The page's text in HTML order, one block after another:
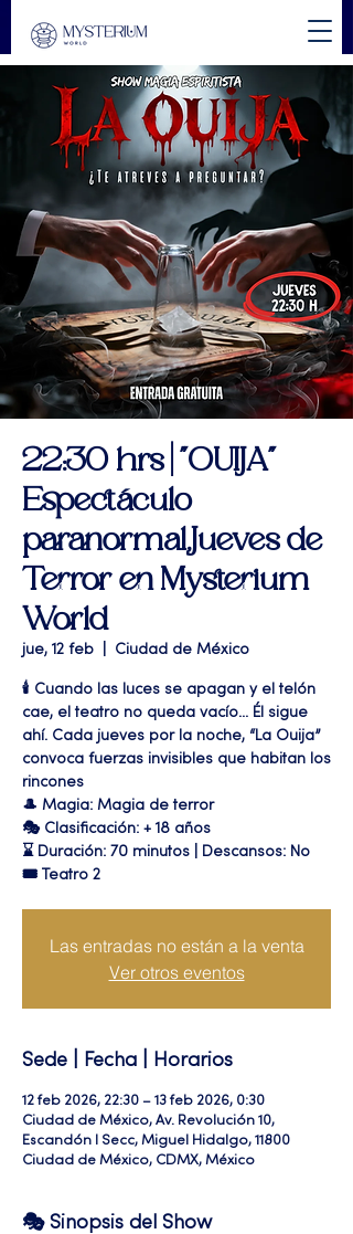
22:30 hrs | "OUIJA"
Espectáculo
paranormal,Jueves de
Terror en Mysterium
World
jue, 12 feb Ciudad de México
🕯️ Cuando las luces se apagan y el telón
cae, el teatro no queda vacío... Él sigue
ahí. Cada jueves por la noche, “La Ouija”
convoca fuerzas invisibles que habitan los
rincones
🎩 Magia: Magia de terror
🎭 Clasificación: + 18 años
⌛ Duración: 70 minutos | Descansos: No
🎟 Teatro 2
Las entradas no están a la venta
Ver otros eventos
Sede | Fecha | Horarios
12 feb 2026, 22:30 – 13 feb 2026, 0:30
Ciudad de México, Av. Revolución 10,
Escandón I Secc, Miguel Hidalgo, 11800
Ciudad de México, CDMX, México
🎭 Sinopsis del Show